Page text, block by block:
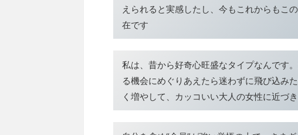
えられると実感したし、今もこれからもこ
在です
私は、昔から好奇心旺盛なタイプなんです
る機会にめぐりあえたら迷わずに飛び込み
く増やして、カッコいい大人の女性に近づ